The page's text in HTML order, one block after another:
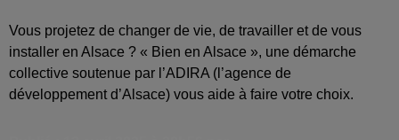
Vous projetez de changer de vie, de travailler et de vous
installer en Alsace ? « Bien en Alsace », une démarche
collective soutenue par l’ADIRA (l’agence de
développement d’Alsace) vous aide à faire votre choix.